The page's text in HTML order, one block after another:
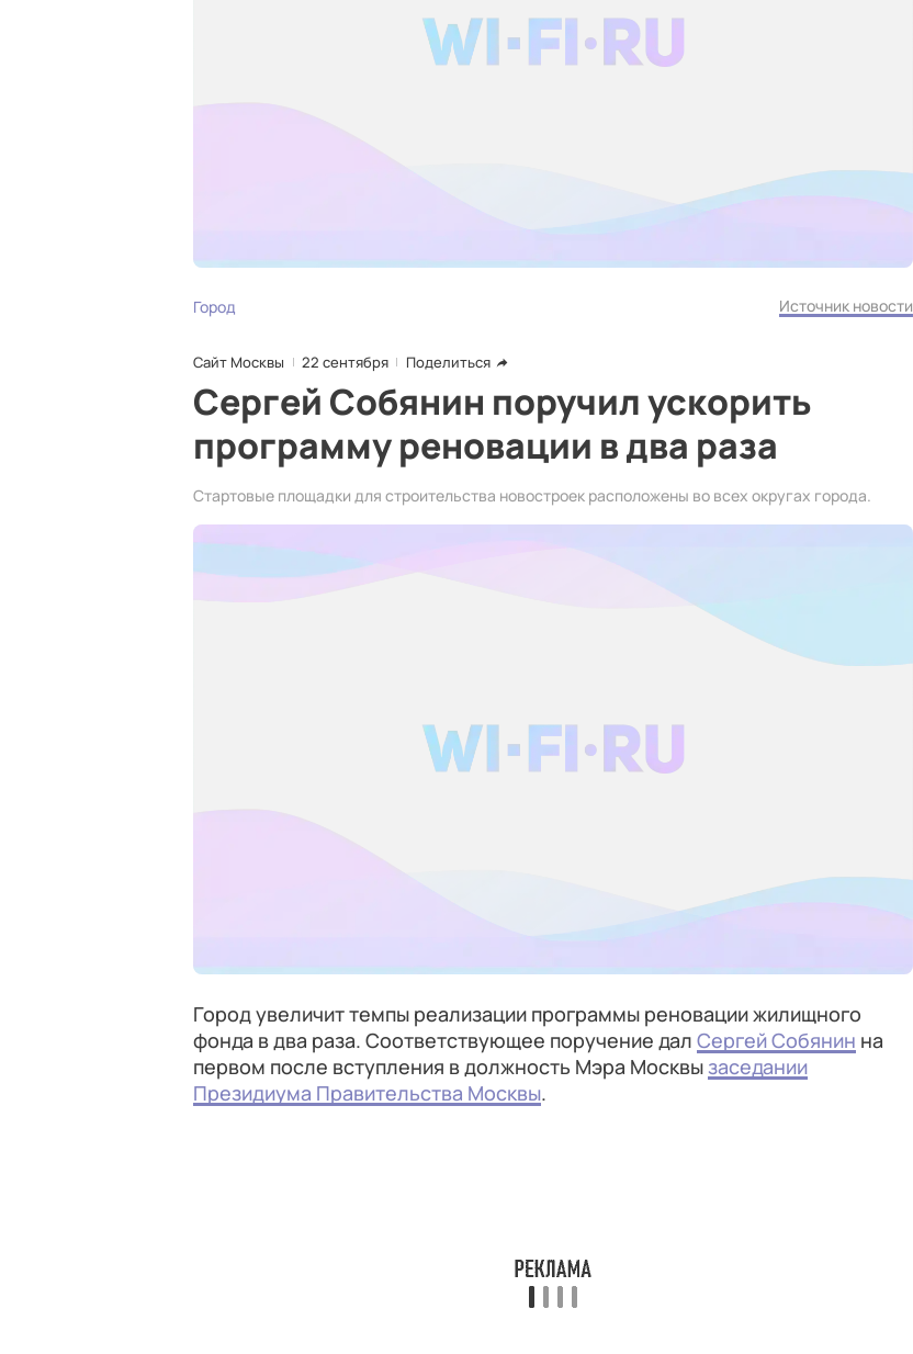
Город Источник новости
Сайт Москвы 22 сентября Поделиться
Сергей Собянин поручил ускорить
программу реновации в два раза
Стартовые площадки для строительства новостроек расположены во всех округах города.
Город увеличит темпы реализации программы реновации жилищного
фонда в два раза. Соответствующее поручение дал Сергей Собянин на
первом после вступления в должность Мэра Москвы заседании
Президиума Правительства Москвы.